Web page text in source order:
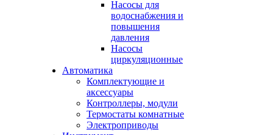
Насосы для
водоснабжения и
повышения
давления
Насосы
циркуляционные
Автоматика
Комплектующие и
аксессуары
Контроллеры, модули
Термостаты комнатные
Электроприводы